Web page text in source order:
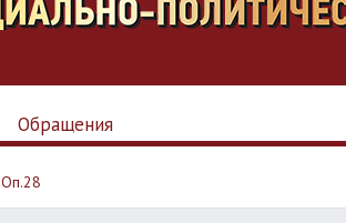
Обращения
Оп.28